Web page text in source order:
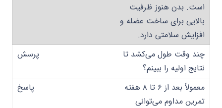
است. بدن هنوز ظرفیت
بالایی برای ساخت عضله و
افزایش سلامتی دارد.
چند وقت طول می‌کشد تا
نتایج اولیه را ببینم؟
معمولاً بعد از ۶ تا ۸ هفته
تمرین مداوم می‌توانی